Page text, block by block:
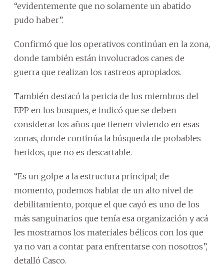
“evidentemente que no solamente un abatido
pudo haber”.
Confirmó que los operativos continúan en la zona,
donde también están involucrados canes de
guerra que realizan los rastreos apropiados.
También destacó la pericia de los miembros del
EPP en los bosques, e indicó que se deben
considerar los años que tienen viviendo en esas
zonas, donde continúa la búsqueda de probables
heridos, que no es descartable.
“Es un golpe a la estructura principal; de
momento, podemos hablar de un alto nivel de
debilitamiento, porque el que cayó es uno de los
más sanguinarios que tenía esa organización y acá
les mostramos los materiales bélicos con los que
ya no van a contar para enfrentarse con nosotros”,
detalló Casco.